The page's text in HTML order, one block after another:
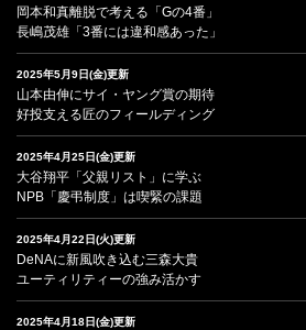
岡本和真離脱で考える「Gの4番」
長嶋茂雄「3番には違和感あった」
2025年5月9日(金)更新
山本由伸にサイ・ヤング賞の期待
好投支える匠のフィールディング
2025年4月25日(金)更新
大谷翔平「父親リスト」に学ぶ
NPB「慶弔制度」は喫緊の課題
2025年4月22日(火)更新
DeNAに新風吹き込む三森大貴
ユーティリティーの強み活かす
2025年4月18日(金)更新